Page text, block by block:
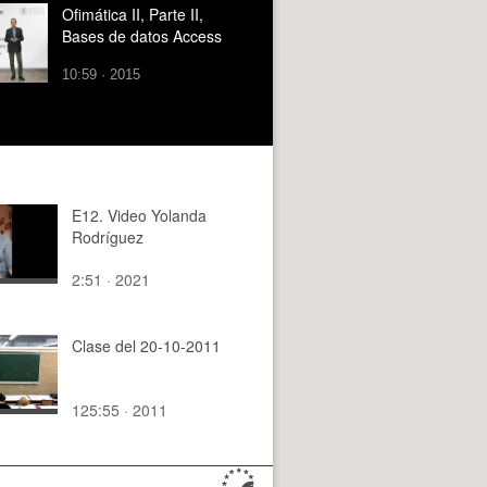
Ofimática II, Parte II,
Bases de datos Access
10:59 · 2015
E12. Video Yolanda
Rodríguez
2:51 · 2021
Clase del 20-10-2011
125:55 · 2011